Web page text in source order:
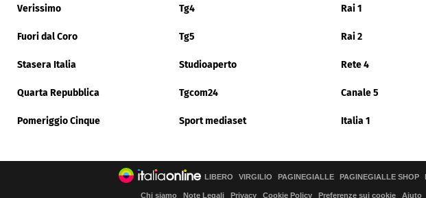
Verissimo Tg4 Rai 1
Fuori dal Coro Tg5 Rai 2
Stasera Italia Studioaperto Rete 4
Quarta Repubblica Tgcom24 Canale 5
Pomeriggio Cinque Sport mediaset Italia 1
LIBERO VIRGILIO PAGINEGIALLE PAGINEGIALLE SHOP
Chi siamo Note Legali Privacy Cookie Policy Preferenze sui cookie Aiuto